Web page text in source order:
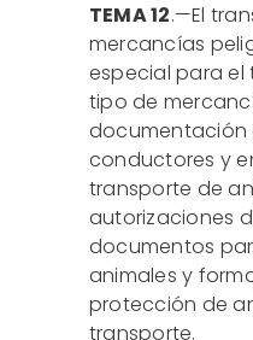
TEMA 12.—El
mercancías
especial para el
tipo de
documentación
conductores y
transporte de
autorizaciones
documentos
animales y
protección de
transporte.